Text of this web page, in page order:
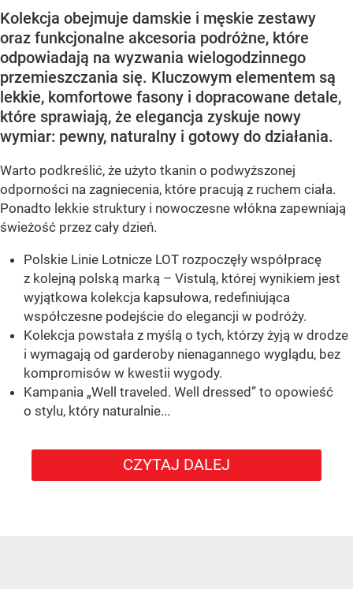
Kolekcja obejmuje damskie i męskie zestawy
oraz funkcjonalne akcesoria podróżne, które
odpowiadają na wyzwania wielogodzinnego
przemieszczania się. Kluczowym elementem są
lekkie, komfortowe fasony i dopracowane detale,
które sprawiają, że elegancja zyskuje nowy
wymiar: pewny, naturalny i gotowy do działania.
Warto podkreślić, że użyto tkanin o podwyższonej
odporności na zagniecenia, które pracują z ruchem ciała.
Ponadto lekkie struktury i nowoczesne włókna zapewniają
świeżość przez cały dzień.
Polskie Linie Lotnicze LOT rozpoczęły współpracę
z kolejną polską marką – Vistulą, której wynikiem jest
wyjątkowa kolekcja kapsułowa, redefiniująca
współczesne podejście do elegancji w podróży.
Kolekcja powstała z myślą o tych, którzy żyją w drodze
i wymagają od garderoby nienagannego wyglądu, bez
kompromisów w kwestii wygody.
Kampania „Well traveled. Well dressed” to opowieść
o stylu, który naturalnie...
CZYTAJ DALEJ